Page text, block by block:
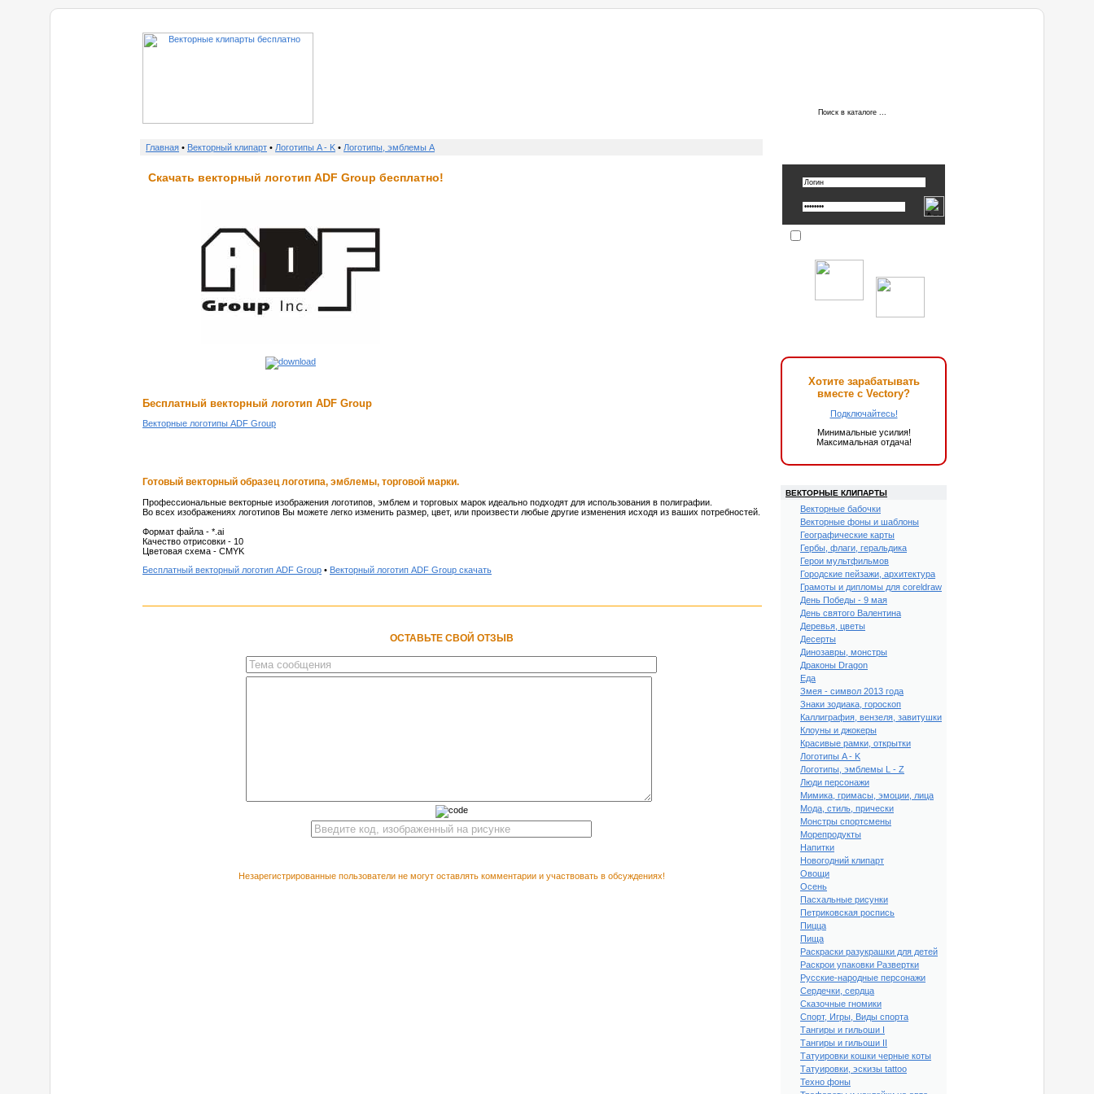
Главная • Векторный клипарт • Логотипы A - K • Логотипы, эмблемы A
Скачать векторный логотип ADF Group бесплатно!
Бесплатный векторный логотип ADF Group
Векторные логотипы ADF Group
Готовый векторный образец логотипа, эмблемы, торговой марки.
Профессиональные векторные изображения логотипов, эмблем и торговых марок идеально подходят для использования в полиграфии.
Во всех изображениях логотипов Вы можете легко изменить размер, цвет, или произвести любые другие изменения исходя из ваших потребностей.
Формат файла - *.ai
Качество отрисовки - 10
Цветовая схема - CMYK
Бесплатный векторный логотип ADF Group • Векторный логотип ADF Group скачать
ОСТАВЬТЕ СВОЙ ОТЗЫВ
Незарегистрированные пользователи не могут оставлять комментарии и участвовать в обсуждениях!
Хотите зарабатывать
вместе с Vectory?
Подключайтесь!
Минимальные усилия!
Максимальная отдача!
ВЕКТОРНЫЕ КЛИПАРТЫ
Векторные бабочки
Векторные фоны и шаблоны
Географические карты
Гербы, флаги, геральдика
Герои мультфильмов
Городские пейзажи, архитектура
Грамоты и дипломы для coreldraw
День Победы - 9 мая
День святого Валентина
Деревья, цветы
Десерты
Динозавры, монстры
Драконы Dragon
Еда
Змея - символ 2013 года
Знаки зодиака, гороскоп
Каллиграфия, вензеля, завитушки
Клоуны и джокеры
Красивые рамки, открытки
Логотипы A - K
Логотипы, эмблемы L - Z
Люди персонажи
Мимика, гримасы, эмоции, лица
Мода, стиль, прически
Монстры спортсмены
Морепродукты
Напитки
Новогодний клипарт
Овощи
Осень
Пасхальные рисунки
Петриковская роспись
Пицца
Пища
Раскраски разукрашки для детей
Раскрои упаковки Развертки
Русские-народные персонажи
Сердечки, сердца
Сказочные гномики
Спорт, Игры, Виды спорта
Тангиры и гильоши I
Тангиры и гильоши II
Татуировки кошки черные коты
Татуировки, эскизы tattoo
Техно фоны